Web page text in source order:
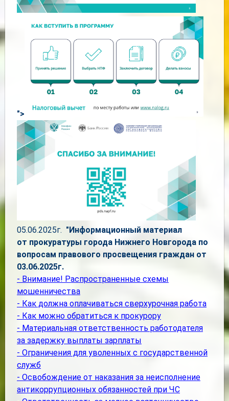
">
05.06.2025г. "Информационный материал
от прокуратуры города Нижнего Новгорода по
вопросам правового просвещения граждан от
03.06.2025г.
- Внимание! Распространенные схемы
мошенничества
- Как должна оплачиваться сверхурочная работа
- Как можно обратиться к прокурору
- Материальная ответственность работодателя
за задержку выплаты зарплаты
- Ограничения для уволенных с государственной
служб
- Освобождение от наказания за неисполнение
антикоррупционных обязанностей при ЧС